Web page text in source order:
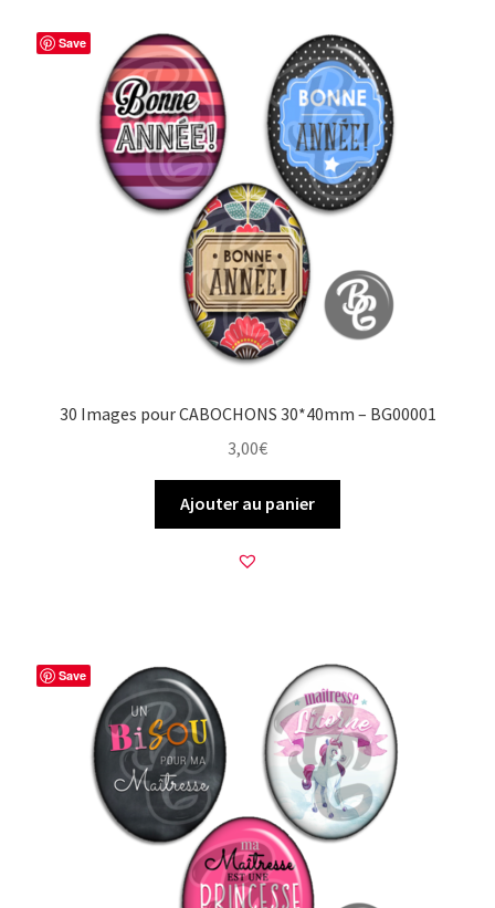
o
o
s
t
r
g
e
r
Save
30 Images pour CABOCHONS 30*40mm – BG00001
3,00€
Ajouter au panier
Save